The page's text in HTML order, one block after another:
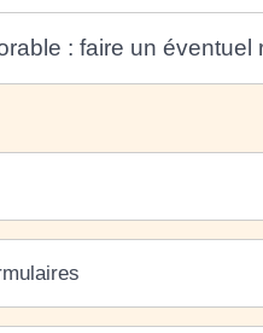
: faire un éventuel